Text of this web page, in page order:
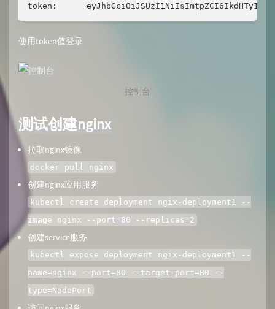
token:
使用token值登录
控制台
测试创建nginx
拉取nginx镜像
docker pull nginx
创建nginx应用服务
kubectl create deployment ngix-deployment1 --
image nginx --port=80 --replicas=2
创建service服务
kubectl expose deployment ngix-deployment1 --
name=nginx --port=80 --target-port=80 --
type=NodePort